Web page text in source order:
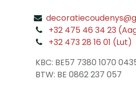
+32 475 46 34 23
+32 473 28 16 01 (Lut)
KBC: BE57 7380 1070
​ BTW: BE 0862 237 057